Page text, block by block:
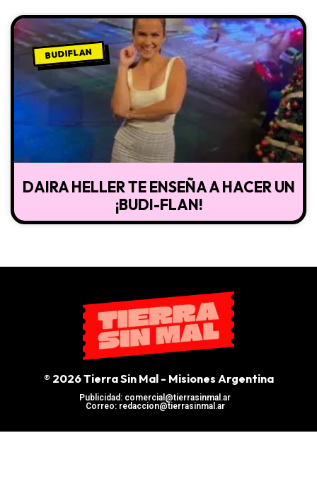
BUDIFLAN
DAIRA HELLER TE ENSEÑA A HACER UN
¡BUDI-FLAN!
® 2026 Tierra Sin Mal - Misiones Argentina
Publicidad: comercial@tierrasinmal.ar
Correo: redaccion@tierrasinmal.ar